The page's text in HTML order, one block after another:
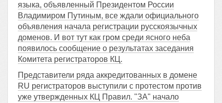
языка, объявленный Президентом России
Владимиром Путиным, все ждали официального
объявления начала регистрации русскоязычных
доменов. И вот тут как гром среди ясного неба
появилось сообщение о результатах заседания
Комитета регистраторов КЦ.
Представители ряда аккредитованных в домене
RU регистраторов выступили с протестом против
уже утвержденных КЦ Правил. "ЗА" начало